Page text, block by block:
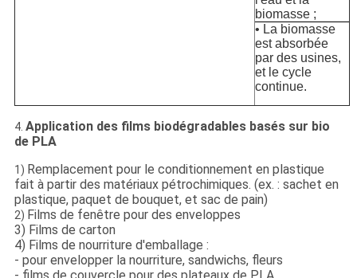
biomasse ;
• La biomasse
est absorbée
par des usines,
et le cycle
continue.
4. Application des films biodégradables basés sur bio
de PLA
1) Remplacement pour le conditionnement en plastique
fait à partir des matériaux pétrochimiques. (ex. : sachet en
plastique, paquet de bouquet, et sac de pain)
2) Films de fenêtre pour des enveloppes
3) Films de carton
4) Films de nourriture d'emballage :
- pour envelopper la nourriture, sandwichs, fleurs